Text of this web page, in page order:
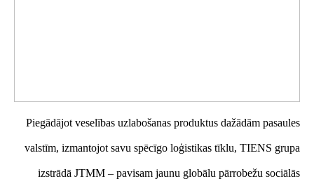
Piegādājot veselības uzlabošanas produktus dažādām pasaules
valstīm, izmantojot savu spēcīgo loģistikas tīklu, TIENS grupa
izstrādā JTMM – pavisam jaunu globālu pārrobežu sociālās